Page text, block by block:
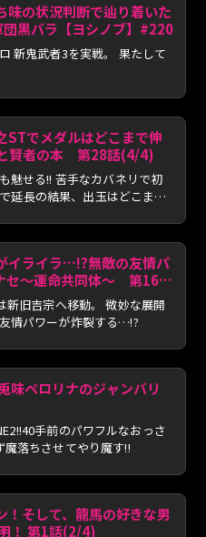
味の状況判断で辿り着いた
黒バラ【ヨシノブ】#220
新鬼武者3を実戦。 果たして
STでメダルはどこまで伸
賢者の本 第28話(4/4)
魅せる!! 苦手なカバネリで初
延長の結果、出玉はどこまで
イライラ…!?無敵の友情パ
セ～運命共同体～ 第16話
新旧吉宗へ移動。 微妙な展開
情パワーが炸裂する…!?
味ペロリナのジャンバリ
手前のパワフルなおっさ
落ちさせてやり魔す!!
！そして、龍馬の好きな男
性のタイプも発覚！ 俺が孔明！ 第1話(2/4)